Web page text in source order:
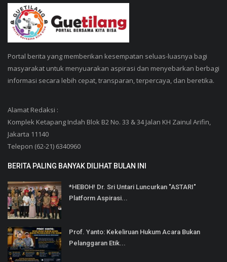
Portal berita yang memberikan kesempatan seluas-luasnya bagi
masyarakat untuk menyuarakan aspirasi dan menyebarkan berbagi
informasi secara lebih cepat, transparan, terpercaya, dan beretika.
Alamat Redaksi :
Komplek Ketapang Indah Blok B2 No. 33 & 34 Jalan KH Zainul Arifin,
Jakarta 11140
Telepon (62-21) 6340960
BERITA PALING BANYAK DILIHAT BULAN INI
*HEBOH! Dr. Sri Untari Luncurkan "ASTARI"
Platform Aspirasi...
Prof. Yanto: Kekeliruan Hukum Acara Bukan
Pelanggaran Etik...